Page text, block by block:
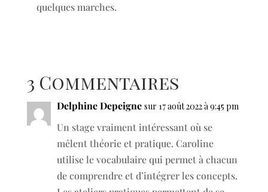
quelques marches.
3 Commentaires
Delphine Depeigne sur 17 août 2022 à 9:45 pm
Un stage vraiment intéressant où se
mêlent théorie et pratique. Caroline
utilise le vocabulaire qui permet à chacun
de comprendre et d’intégrer les concepts.